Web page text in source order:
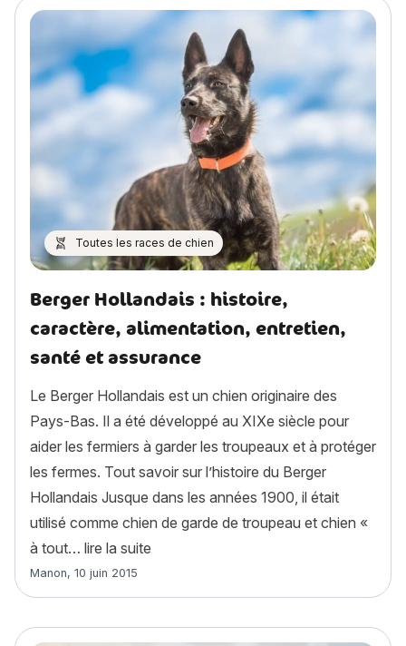
Toutes les races de chien
Berger Hollandais : histoire,
caractère, alimentation, entretien,
santé et assurance
Le Berger Hollandais est un chien originaire des
Pays-Bas. Il a été développé au XIXe siècle pour
aider les fermiers à garder les troupeaux et à protéger
les fermes. Tout savoir sur l’histoire du Berger
Hollandais Jusque dans les années 1900, il était
utilisé comme chien de garde de troupeau et chien «
à tout… lire la suite
Article rédigé par
Manon, 10 juin 2015